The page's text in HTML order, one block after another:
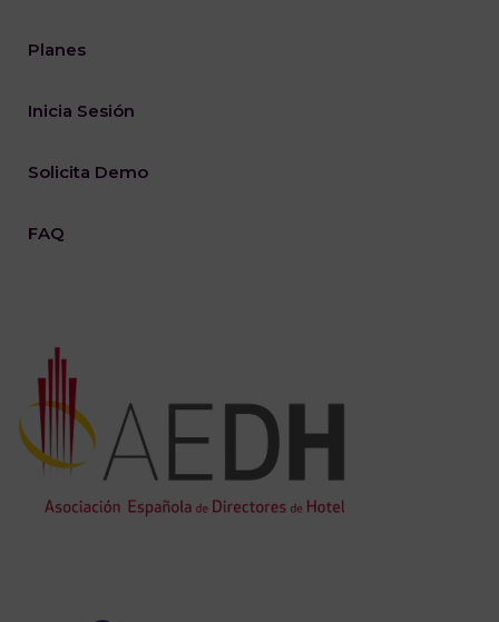
Planes
Inicia Sesión
Solicita Demo
FAQ